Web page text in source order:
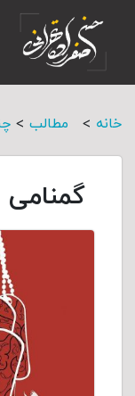
خانه > مطالب >
گمنامی